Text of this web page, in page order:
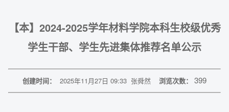
【本】2024-2025学年材料学院本科生校级优秀
学生干部、学生先进集体推荐名单公示
创建时间： 2025年11月27日 09:33 张舜然 浏览次数： 399